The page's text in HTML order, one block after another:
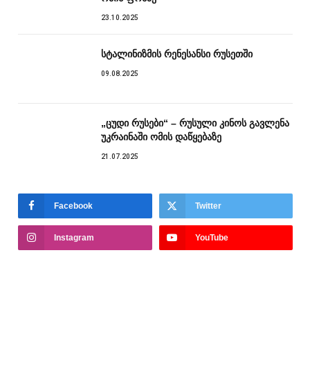
23.10.2025
სტალინიზმის რენესანსი რუსეთში
09.08.2025
„ცუდი რუსები“ – რუსული კინოს გავლენა
უკრაინაში ომის დაწყებაზე
21.07.2025
Facebook Twitter
Instagram YouTube